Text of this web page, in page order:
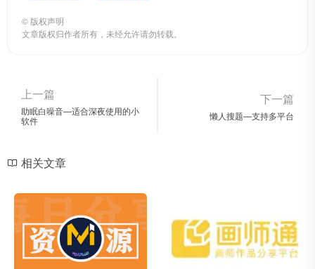
© 版权声明
文章版权归作者所有，未经允许请勿转载。
上一篇
助眠白噪音—适合深夜使用的小
软件
下一篇
懒人搜题—支持多平台
相关文章